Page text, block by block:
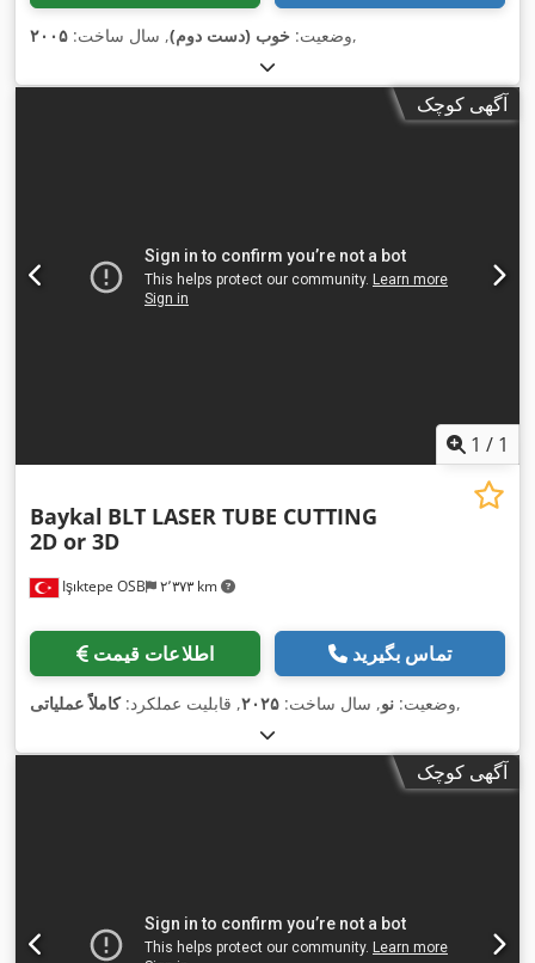
وضعیت: خوب (دست دوم), سال ساخت: ۲۰۰۵ ,
آگهی کوچک
1 / 1
Işıktepe OSB ۲٬۳۷۳ km
Baykal BLT LASER TUBE CUTTING
2D or 3D
اطلاعات قیمت تماس بگیرید
وضعیت: نو, سال ساخت: ۲۰۲۵, قابلیت عملکرد:کاملاً عملیاتی ,
آگهی کوچک